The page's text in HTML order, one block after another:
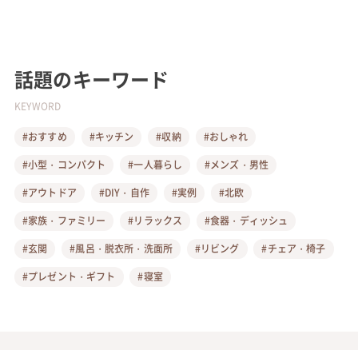
話題のキーワード
KEYWORD
#おすすめ #キッチン #収納
#おしゃれ
#小型・コンパクト
#一人暮らし
#メンズ・男性
#アウトドア
#DIY・自作 #実例
#北欧
#家族・ファミリー
#リラックス
#食器・ディッシュ
#玄関
#風呂・脱衣所・洗面所 #リビング
#チェア・椅子
#プレゼント・ギフト
#寝室